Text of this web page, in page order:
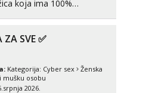
me kada se oslobodi
min
me kada se oslobodi
koja ima 100%
mjeri. Sexi videa s
ZA SVE ✅
Kategorija: Cyber sex
Ženska
mušku osobu
2026.